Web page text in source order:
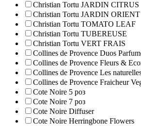
Christian Tortu JARDIN CITRUS
Christian Tortu JARDIN ORIENT
Christian Tortu TOMATO LEAF
Christian Tortu TUBEREUSE
Christian Tortu VERT FRAIS
Collines de Provence Duos
Collines de Provence Fleurs &
Collines de Provence Les
Collines de Рrovencе Fraicheur
Cote Noire 5 роз
Cote Noire 7 роз
Cote Noire Diffuser
Cote Noire Herringbone Flowers